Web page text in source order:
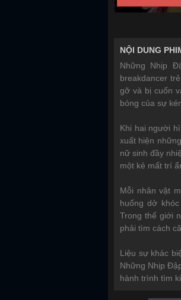
NỘI DUNG
Những Nhịp
breakdancer
gỡ và bị cuốn
bóng của sự
Khi hai người
xuất hiện
nữ sinh đầy
một kẻ mất trí
Mỗi nhân vật
huống dở
Trong thế giới
phải tìm cách
Liệu sự khác
Những Nhịp
hành trình tìm